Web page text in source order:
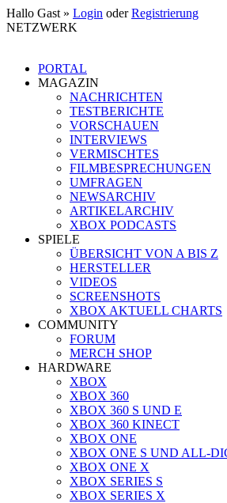
Hallo Gast » Login oderRegistrierung
NETZWERK
PORTAL
MAGAZIN
NACHRICHTEN
TESTBERICHTE
VORSCHAUEN
INTERVIEWS
VERMISCHTES
FILMBESPRECHUNGEN
UMFRAGEN
NEWSARCHIV
ARTIKELARCHIV
XBOX PODCASTS
SPIELE
ÜBERSICHT VON A BIS Z
HERSTELLER
VIDEOS
SCREENSHOTS
XBOX AKTUELL CHARTS
COMMUNITY
FORUM
MERCH SHOP
HARDWARE
XBOX
XBOX 360
XBOX 360 S UND E
XBOX 360 KINECT
XBOX ONE
XBOX ONE S UND ALL-
XBOX ONE X
XBOX SERIES S
XBOX SERIES X